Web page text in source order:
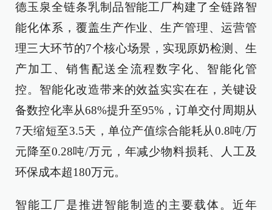
德玉泉全链条乳制品智能工厂构建了全链路智
能化体系，覆盖生产作业、生产管理、运营管
理三大环节的7个核心场景，实现原奶检测、生
产加工、销售配送全流程数字化、智能化管
控。智能化改造带来的效益实实在在，关键设
备数控化率从68%提升至95%，订单交付周期从
7天缩短至3.5天，单位产值综合能耗从0.8吨/万
元降至0.28吨/万元，年减少物料损耗、人工及
环保成本超180万元。
智能工厂是推进智能制造的主要载体。近年